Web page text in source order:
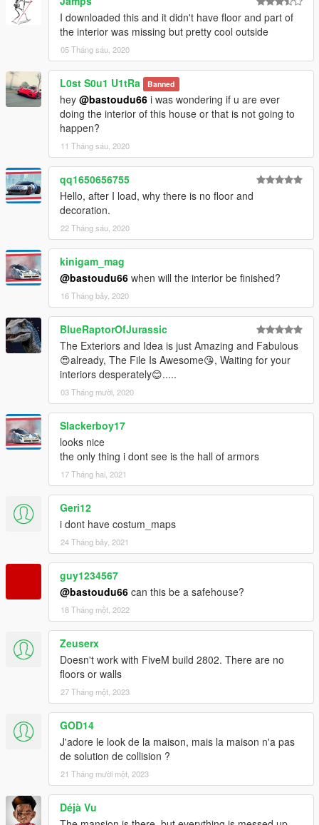
I downloaded this and it didn't have floor and part of
the interior was missing but pretty cool outside
05 Tháng sáu, 2020
L0st S0u1 U1tRa Banned
hey @bastoudu66 i was wondering if u are ever
doing the interior of this house or that is not going to
happen?
11 Tháng sáu, 2020
qq1650656755
Hello, after I load, why there is no floor and
decoration.
22 Tháng sáu, 2020
kinigam_mag
@bastoudu66 when will the interior be finished?
16 Tháng bảy, 2020
BlueRaptorOfJurassic
The Exteriors and Idea is just Amazing and Fabulous
😍already, The File Is Awesome😘, Waiting for your
interiors desperately😊.....
03 Tháng mười, 2020
Slackerboy17
looks nice
the only thing i dont see is the hall of armors
17 Tháng hai, 2021
Geri12
i dont have costum_maps
24 Tháng bảy, 2021
guy1234567
@bastoudu66 can this be a safehouse?
18 Tháng một, 2022
Zeuserx
Doesn't work with FiveM build 2802. There are no
floors or walls
27 Tháng một, 2023
GOD14
J'adore le look de la maison, mais la maison n'a pas
de solution de collision ?
21 Tháng mười một, 2023
Déjà Vu